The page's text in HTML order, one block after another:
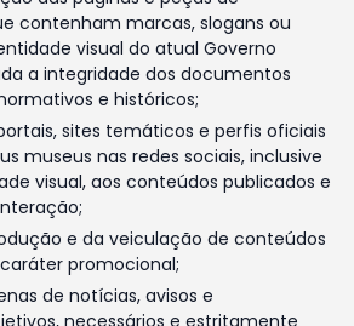
contenham marcas, slogans ou
visual do atual Governo
a integridade dos documentos
e históricos;
sites temáticos e perfis oficiais
museus nas redes sociais, inclusive
visual, aos conteúdos publicados e
e da veiculação de conteúdos
promocional;
de notícias, avisos e